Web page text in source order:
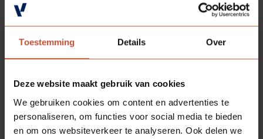
Toestemming Details Over
Deze website maakt gebruik van cookies
We gebruiken cookies om content en advertenties te
personaliseren, om functies voor social media te bieden
en om ons websiteverkeer te analyseren. Ook delen we
Kristalwit (RAL 9010*) Zwart (RAL 9005*)
N*)
* Let op: genoemde NCS/RAL kleuren zijn bij
benadering. Door unieke oppervlakte structuur en/of
speciale matgradaties is het benoemen van een exact